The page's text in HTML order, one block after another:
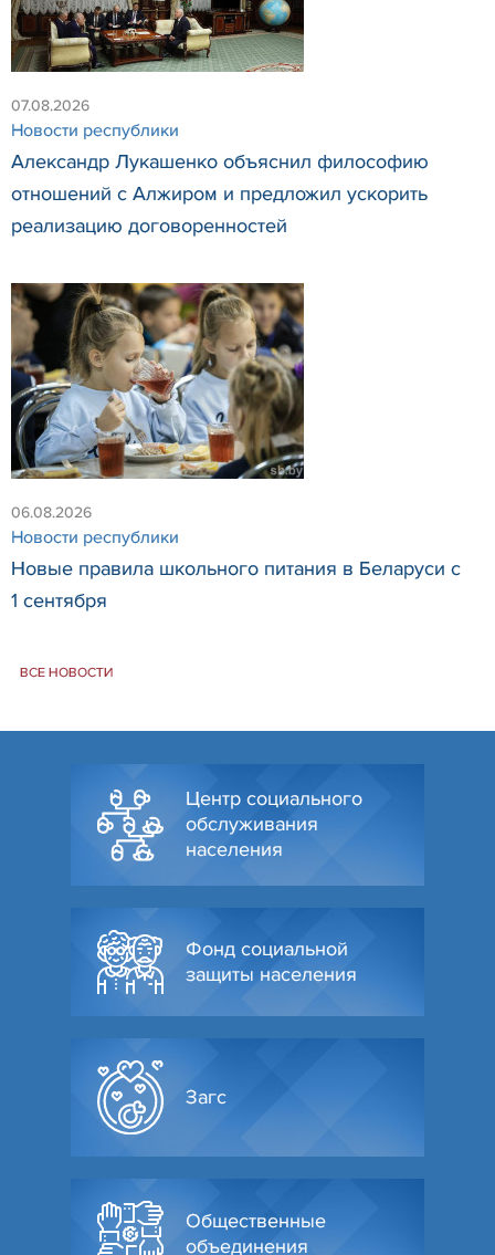
07.08.2026
Новости республики
Александр Лукашенко объяснил философию
отношений с Алжиром и предложил ускорить
реализацию договоренностей
06.08.2026
Новости республики
Новые правила школьного питания в Беларуси с
1 сентября
ВСЕ НОВОСТИ
Центр социального
обслуживания
населения
Фонд социальной
защиты населения
Загс
Общественные
объединения